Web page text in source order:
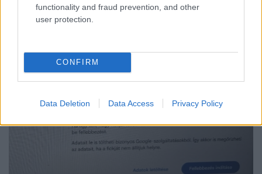
functionality and fraud prevention, and other
user protection.
CONFIRM
Data Deletion Data Access Privacy Policy